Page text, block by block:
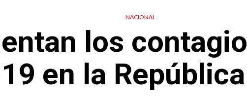
NACIONAL
los
en la